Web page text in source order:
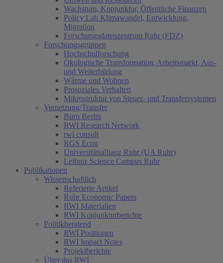
Wachstum, Konjunktur, Öffentliche Finanzen
Policy Lab Klimawandel, Entwicklung,
Migration
Forschungsdatenzentrum Ruhr (FDZ)
Forschungsgruppen
Hochschulforschung
Ökologische Transformation, Arbeitsmarkt, Aus-
und Weiterbildung
Wärme und Wohnen
Prosoziales Verhalten
Mikrostruktur von Steuer- und Transfersystemen
Vernetzung/Transfer
Büro Berlin
RWI Research Network
rwi consult
RGS Econ
Universitätsallianz Ruhr (UA Ruhr)
Leibniz Science Campus Ruhr
Publikationen
Wissenschaftlich
Referierte Artikel
Ruhr Economic Papers
RWI Materialien
RWI Konjunkturberichte
Politikberatend
RWI Positionen
RWI Impact Notes
Projektberichte
Über das RWI